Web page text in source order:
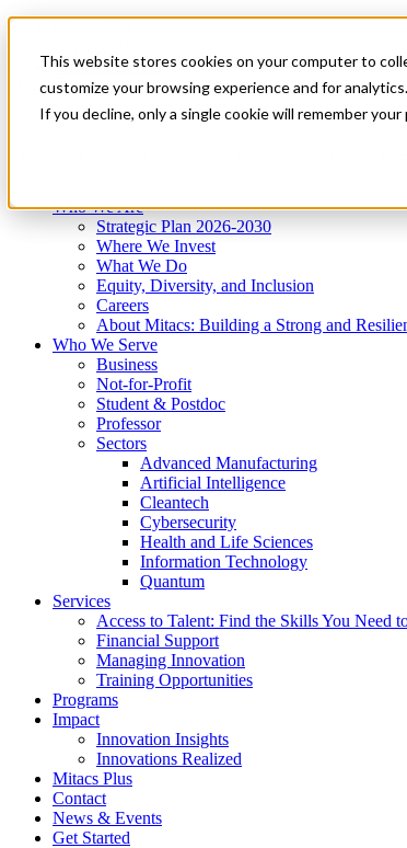
This website stores cookies on your computer to
customize your browsing experience and for
If you decline, only a single cookie will remember
News & Events
Get Started
Menu
Who We Are
Strategic Plan 2026-2030
Where We Invest
What We Do
Equity, Diversity, and Inclusion
Careers
About Mitacs: Building a Strong and
Who We Serve
Business
Not-for-Profit
Student & Postdoc
Professor
Sectors
Advanced Manufacturing
Artificial Intelligence
Cleantech
Cybersecurity
Health and Life Sciences
Information Technology
Quantum
Services
Access to Talent: Find the Skills You Need
Financial Support
Managing Innovation
Training Opportunities
Programs
Impact
Innovation Insights
Innovations Realized
Mitacs Plus
Contact
News & Events
Get Started